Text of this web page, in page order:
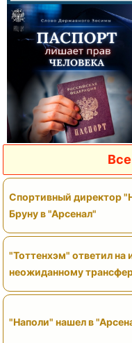
Спортивный директор
Бруну в "Арсенал"
"Тоттенхэм" ответил на
неожиданному
"Наполи" нашел в